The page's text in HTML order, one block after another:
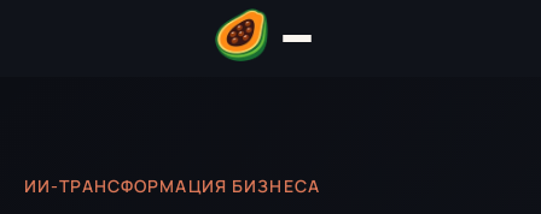
ИИ-ТРАНСФОРМАЦИЯ БИЗНЕСА